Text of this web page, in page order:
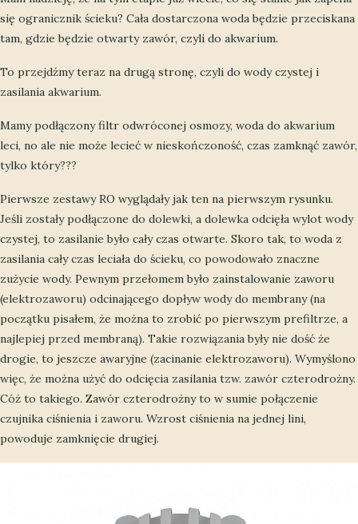
się ogranicznik ścieku? Cała dostarczona woda będzie przeciskana
tam, gdzie będzie otwarty zawór, czyli do akwarium.
To przejdźmy teraz na drugą stronę, czyli do wody czystej i
zasilania akwarium.
Mamy podłączony filtr odwróconej osmozy, woda do akwarium
leci, no ale nie może lecieć w nieskończoność, czas zamknąć zawór,
tylko który???
Pierwsze zestawy RO wyglądały jak ten na pierwszym rysunku.
Jeśli zostały podłączone do dolewki, a dolewka odcięła wylot wody
czystej, to zasilanie było cały czas otwarte. Skoro tak, to woda z
zasilania cały czas leciała do ścieku, co powodowało znaczne
zużycie wody. Pewnym przełomem było zainstalowanie zaworu
(elektrozaworu) odcinającego dopływ wody do membrany (na
początku pisałem, że można to zrobić po pierwszym prefiltrze, a
najlepiej przed membraną). Takie rozwiązania były nie dość że
drogie, to jeszcze awaryjne (zacinanie elektrozaworu). Wymyślono
więc, że można użyć do odcięcia zasilania tzw. zawór czterodrożny.
Cóż to takiego. Zawór czterodrożny to w sumie połączenie
czujnika ciśnienia i zaworu. Wzrost ciśnienia na jednej lini,
powoduje zamknięcie drugiej.